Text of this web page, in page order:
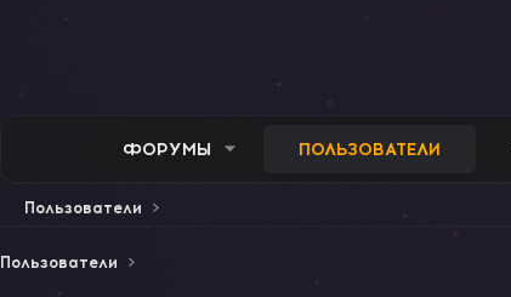
ФОРУМЫ ПОЛЬЗОВАТЕЛИ
Пользователи
Пользователи